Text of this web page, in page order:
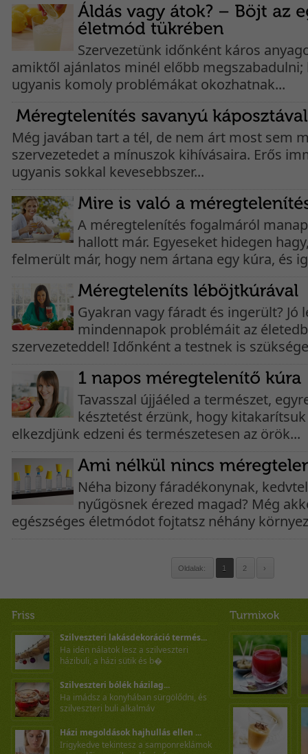
Szervezetünk időnként káros
amiktől ajánlatos minél előbb megszabadulni;
ugyanis komoly problémákat okozhatnak...
Még javában tart a tél, de nem árt most sem
szervezetedet a mínuszok kihívásaira. Erős
ugyanis sokkal kevesebbszer...
A méregtelenítés fogalmáról
hallott már. Egyeseket hidegen
felmerült már, hogy nem ártana egy kúra, és
Gyakran vagy fáradt és ingerült? Jó
mindennapok problémáit az
szervezeteddel! Időnként a testnek is
Tavasszal újjáéled a természet,
késztetést érzünk, hogy
elkezdjünk edzeni és természetesen az örök...
Néha bizony fáradékonynak,
nyűgösnek érezed magad? Még
egészséges életmódot fojtatsz néhány
Oldalak: 1 2 ›
Szilveszteri lakásdekoráció termés...
Ha idén nálatok lesz a szilveszteri
házibuli, a házi sütik és b�
Szilveszteri bólék házilag...
Ha imádsz a konyhában sürgölődni, és
szilveszteri buli alkalmáv
Házi megoldások hajhullás ellen ...
Irigykedve tekintesz a samponreklámok